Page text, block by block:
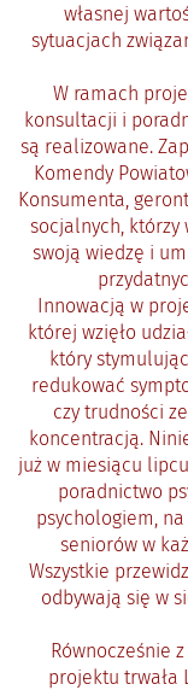
własnej
sytuacjach
W ramach
konsultacji i
są realizowane.
Komendy
Konsumenta,
socjalnych, którzy
swoją wiedzę i
Innowacją w
której wzięło
który
redukować
czy trudności
koncentracją.
już w miesiącu
poradnictwo
psychologiem,
seniorów w
Wszystkie
odbywają się w
Równocześnie
projektu trwała